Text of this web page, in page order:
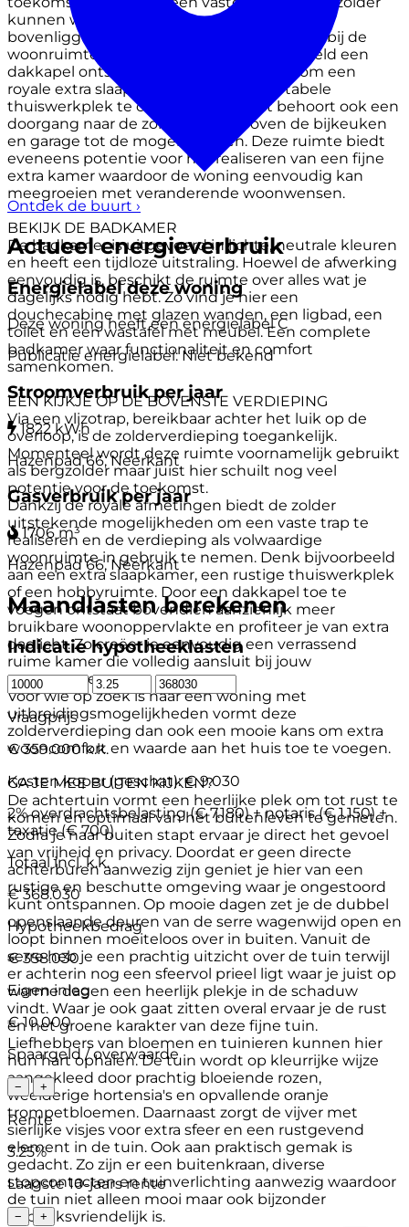
kunnen worden gerealiseerd waardoor je de
bovenliggende verdieping kunt betrekken bij de
woonruimte. In combinatie met bijvoorbeeld een
dakkapel ontstaat hier de mogelijkheid om een
royale extra slaapkamer of een comfortabele
thuiswerkplek te creëren. Daarnaast behoort ook een
doorgang naar de zolderruimte boven de bijkeuken
en garage tot de mogelijkheden. Deze ruimte biedt
eveneens potentie voor het realiseren van een fijne
extra kamer waardoor de woning eenvoudig kan
meegroeien met veranderende woonwensen.
BEKIJK DE BADKAMER
De badkamer is uitgevoerd in lichte, neutrale kleuren
en heeft een tijdloze uitstraling. Hoewel de afwerking
eenvoudig is, beschikt de ruimte over alles wat je
dagelijks nodig hebt. Zo vind je hier een
douchecabine met glazen wanden, een ligbad, een
toilet en een wastafel met meubel. Een complete
badkamer waar functionaliteit en comfort
samenkomen.
EEN KIJKJE OP DE BOVENSTE VERDIEPING
Via een vlizotrap, bereikbaar achter het luik op de
overloop, is de zolderverdieping toegankelijk.
Momenteel wordt deze ruimte voornamelijk gebruikt
als bergzolder maar juist hier schuilt nog veel
potentie voor de toekomst.
Dankzij de royale afmetingen biedt de zolder
uitstekende mogelijkheden om een vaste trap te
realiseren en de verdieping als volwaardige
woonruimte in gebruik te nemen. Denk bijvoorbeeld
aan een extra slaapkamer, een rustige thuiswerkplek
of een hobbyruimte. Door een dakkapel toe te
voegen ontstaat bovendien aanzienlijk meer
bruikbare woonoppervlakte en profiteer je van extra
daglicht. Zo creëer je eenvoudig een verrassend
ruime kamer die volledig aansluit bij jouw
woonwensen.
Voor wie op zoek is naar een woning met
uitbreidingsmogelijkheden vormt deze
zolderverdieping dan ook een mooie kans om extra
wooncomfort en waarde aan het huis toe te voegen.
GA JE MEE BUITEN KIJKEN?
De achtertuin vormt een heerlijke plek om tot rust te
komen en optimaal van het buitenleven te genieten.
Zodra je naar buiten stapt ervaar je direct het gevoel
van vrijheid en privacy. Doordat er geen directe
achterburen aanwezig zijn geniet je hier van een
rustige en beschutte omgeving waar je ongestoord
kunt ontspannen. Op mooie dagen zet je de dubbel
openslaande deuren van de serre wagenwijd open en
loopt binnen moeiteloos over in buiten. Vanuit de
serre heb je een prachtig uitzicht over de tuin terwijl
er achterin nog een sfeervol prieel ligt waar je juist op
warme dagen een heerlijk plekje in de schaduw
vindt. Waar je ook gaat zitten overal ervaar je de rust
en het groene karakter van deze fijne tuin.
Liefhebbers van bloemen en tuinieren kunnen hier
hun hart ophalen. De tuin wordt op kleurrijke wijze
aangekleed door prachtig bloeiende rozen,
weelderige hortensia's en opvallende oranje
trompetbloemen. Daarnaast zorgt de vijver met
sierlijke visjes voor extra sfeer en een rustgevend
element in de tuin. Ook aan praktisch gemak is
gedacht. Zo zijn er een buitenkraan, diverse
stopcontacten en tuinverlichting aanwezig waardoor
de tuin niet alleen mooi maar ook bijzonder
gebruiksvriendelijk is.
Ontdek de buurt ›
Actueel energieverbruik
Energielabel deze woning
Deze woning heeft een energielabelC
Publicatie energielabel: Niet bekend
Stroomverbruik per jaar
1822 kWh
Hazenpad 66, Neerkant
Gasverbruik per jaar
1706 m³
Hazenpad 66, Neerkant
Maandlasten berekenen
Indicatie hypotheeklasten
Vraagprijs
€ 359.000 k.k.
Kosten koper (geschat):€ 9.030
2% overdrachtsbelasting (€ 7.180) + notaris (€ 1.150) +
taxatie (€ 700)
Totaal incl. k.k.
€ 368.030
Hypotheekbedrag
€ 358.030
Eigen inleg
€ 10.000
Spaargeld / overwaarde
− +
Rente
3.25%
Laagste 10-jaars rente
− +